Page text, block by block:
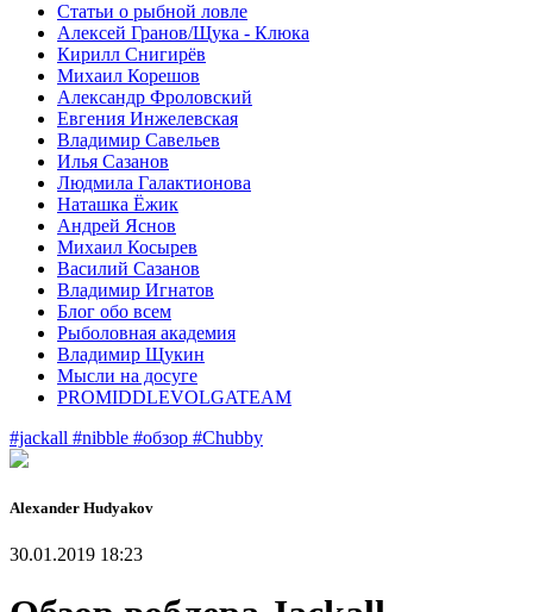
Статьи о рыбной ловле
Алексей Гранов/Щука - Клюка
Кирилл Снигирёв
Михаил Корешов
Александр Фроловский
Евгения Инжелевская
Владимир Савельев
Илья Сазанов
Людмила Галактионова
Наташка Ёжик
Андрей Яснов
Михаил Косырев
Василий Сазанов
Владимир Игнатов
Блог обо всем
Рыболовная академия
Владимир Щукин
Мысли на досуге
PROMIDDLEVOLGATEAM
#jackall #nibble #обзор #Chubby
Alexander Нudyakov
30.01.2019 18:23